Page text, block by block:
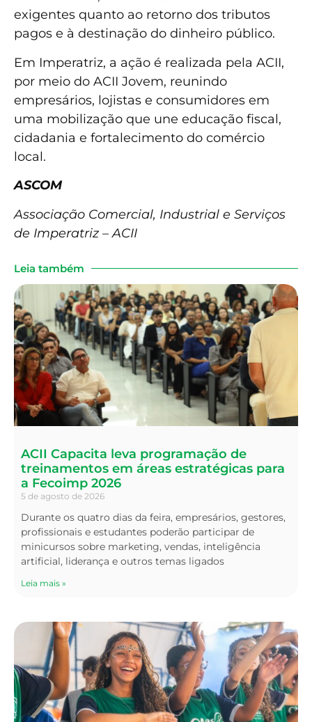
exigentes quanto ao retorno dos tributos
pagos e à destinação do dinheiro público.
Em Imperatriz, a ação é realizada pela ACII,
por meio do ACII Jovem, reunindo
empresários, lojistas e consumidores em
uma mobilização que une educação fiscal,
cidadania e fortalecimento do comércio
local.
ASCOM
Associação Comercial, Industrial e Serviços
de Imperatriz – ACII
Leia também
ACII Capacita leva programação de
treinamentos em áreas estratégicas para
a Fecoimp 2026
5 de agosto de 2026
Durante os quatro dias da feira, empresários, gestores,
profissionais e estudantes poderão participar de
minicursos sobre marketing, vendas, inteligência
artificial, liderança e outros temas ligados
Leia mais »